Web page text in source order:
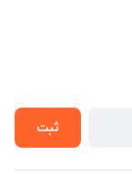
کرال شاپینگ
ثبت